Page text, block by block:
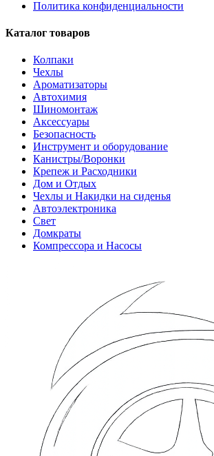
Политика конфиденциальности
Каталог товаров
Колпаки
Чехлы
Ароматизаторы
Автохимия
Шиномонтаж
Аксессуары
Безопасность
Инструмент и оборудование
Канистры/Воронки
Крепеж и Расходники
Дом и Отдых
Чехлы и Накидки на сиденья
Автоэлектроника
Свет
Домкраты
Компрессора и Насосы